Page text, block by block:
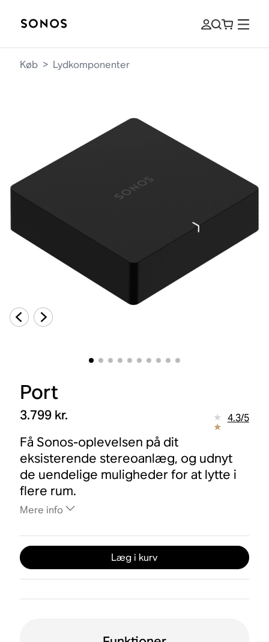
Køb > Lydkomponenter
Port
3.799 kr. 4.3/5
Få Sonos-oplevelsen på dit
eksisterende stereoanlæg, og udnyt
de uendelige muligheder for at lytte i
flere rum.
Mere info
Læg i kurv